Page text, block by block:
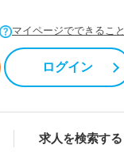
マイページでできること
ログイン
求人を検索する